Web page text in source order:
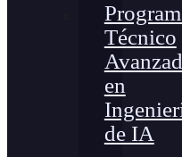
Técnico
en
de IA